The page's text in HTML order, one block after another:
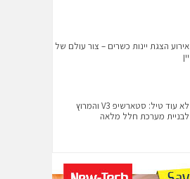
אירוע הצגת יינות כשרים – צור עולם של
יין
לא עוד טיל: סטארשיפ V3 והמרוץ
לבניית מערכת חלל מלאה